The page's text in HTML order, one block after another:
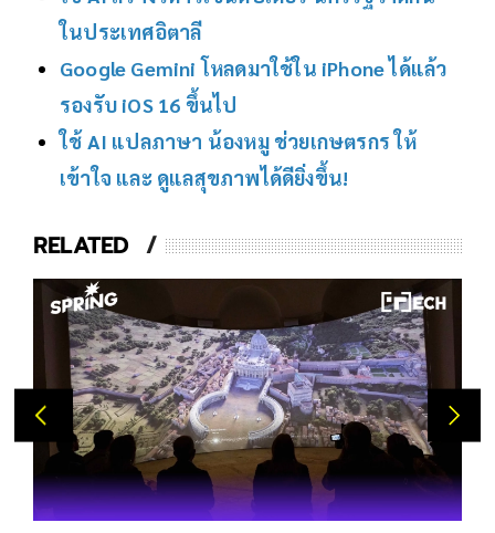
ในประเทศอิตาลี
Google Gemini โหลดมาใช้ใน iPhone ได้แล้ว
รองรับ iOS 16 ขึ้นไป
ใช้ AI แปลภาษา น้องหมู ช่วยเกษตรกร ให้
เข้าใจ และ ดูแลสุขภาพได้ดียิ่งขึ้น!
RELATED